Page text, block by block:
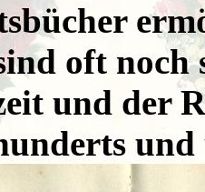
oft
und der